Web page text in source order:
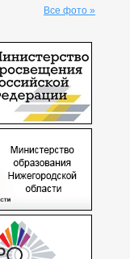
Все фото »